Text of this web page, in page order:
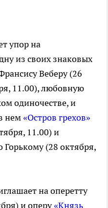
упор на
из своих знаковых
Веберу (26
11.00), любовную
одиночестве, и
нем «Остров грехов»
11.00) и
Горькому (28 октября,
на оперетту
и оперу«Князь